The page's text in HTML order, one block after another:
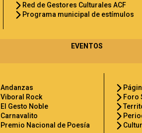
Red de Gestores Culturales ACF
Programa municipal de estímulos
EVENTOS
Andanzas
Viboral Rock
El Gesto Noble
Carnavalito
Premio Nacional de Poesía
Foro